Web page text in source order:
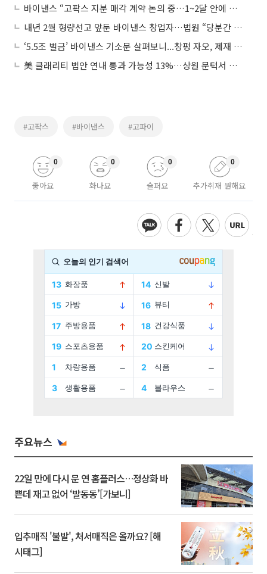
바이낸스 “고팍스 지분 매각 계약 논의 중…1~2달 안에 결론 예상”
내년 2월 형량선고 앞둔 바이낸스 창업자…법원 “당분간 미국 체류 명령”
‘5.5조 벌금’ 바이낸스 기소문 살펴보니...창펑 자오, 제재 알면서도 묵인
美 클래리티 법안 연내 통과 가능성 13%…상원 문턱서 제동
#고팍스 #바이낸스 #고파이
좋아요
0
화나요
0
슬퍼요
0
추가취재 원해요
0
주요뉴스
22일 만에 다시 문 연 홈플러스…정상화 바
쁜데 재고 없어 ‘발동동’[가보니]
입추매직 '불발', 처서매직은 올까요? [해
시태그]